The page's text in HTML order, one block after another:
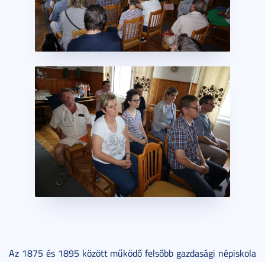
Az 1875 és 1895 között működő felsőbb gazdasági népiskola